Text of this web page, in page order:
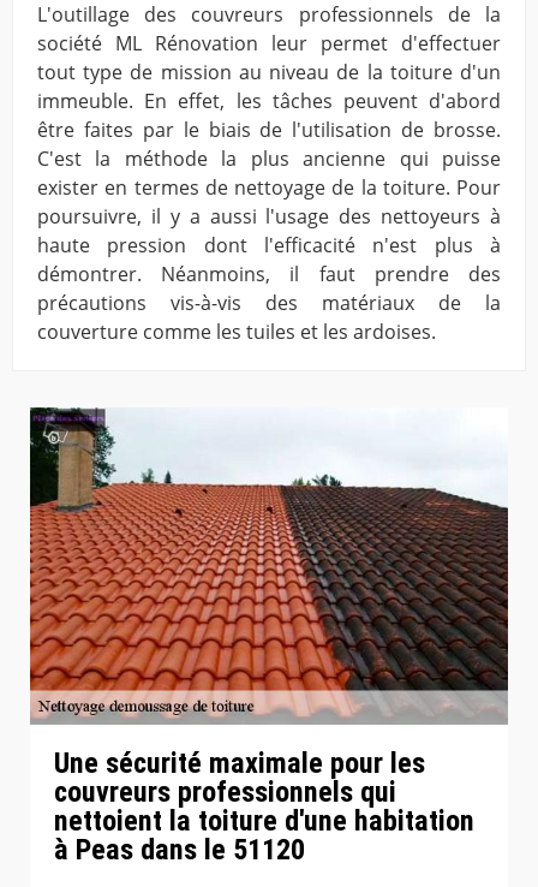
L'outillage des couvreurs professionnels de la
société ML Rénovation leur permet d'effectuer
tout type de mission au niveau de la toiture d'un
immeuble. En effet, les tâches peuvent d'abord
être faites par le biais de l'utilisation de brosse.
C'est la méthode la plus ancienne qui puisse
exister en termes de nettoyage de la toiture. Pour
poursuivre, il y a aussi l'usage des nettoyeurs à
haute pression dont l'efficacité n'est plus à
démontrer. Néanmoins, il faut prendre des
précautions vis-à-vis des matériaux de la
couverture comme les tuiles et les ardoises.
Une sécurité maximale pour les
couvreurs professionnels qui
nettoient la toiture d'une habitation
à Peas dans le 51120